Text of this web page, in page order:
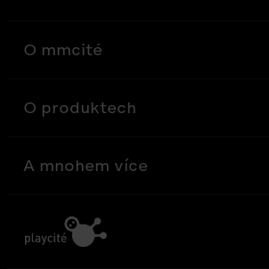
O mmcité
O produktech
A mnohem více